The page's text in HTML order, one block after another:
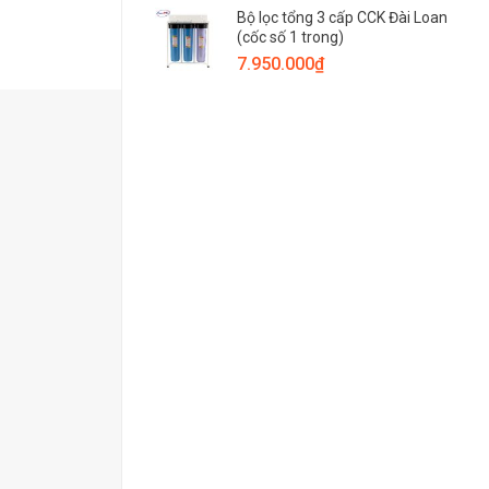
Bộ lọc tổng 3 cấp CCK Đài Loan
(cốc số 1 trong)
7.950.000₫